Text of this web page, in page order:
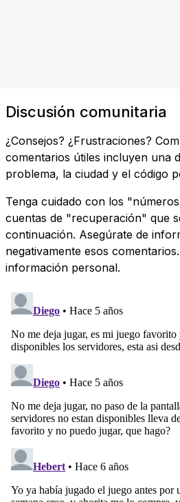
Discusión comunitaria
¿Consejos? ¿Frustraciones?
comentarios útiles incluyen una
problema, la ciudad y el código
Tenga cuidado con los
cuentas de "recuperación" que
continuación. Asegúrate de
negativamente esos
información personal.